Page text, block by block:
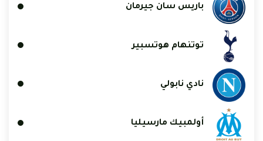
باريس سان جيرمان
توتنهام هوتسبير
نادي نابولي
أولمبيك مارسيليا